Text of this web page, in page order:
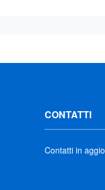
CONTATTI
Contatti in